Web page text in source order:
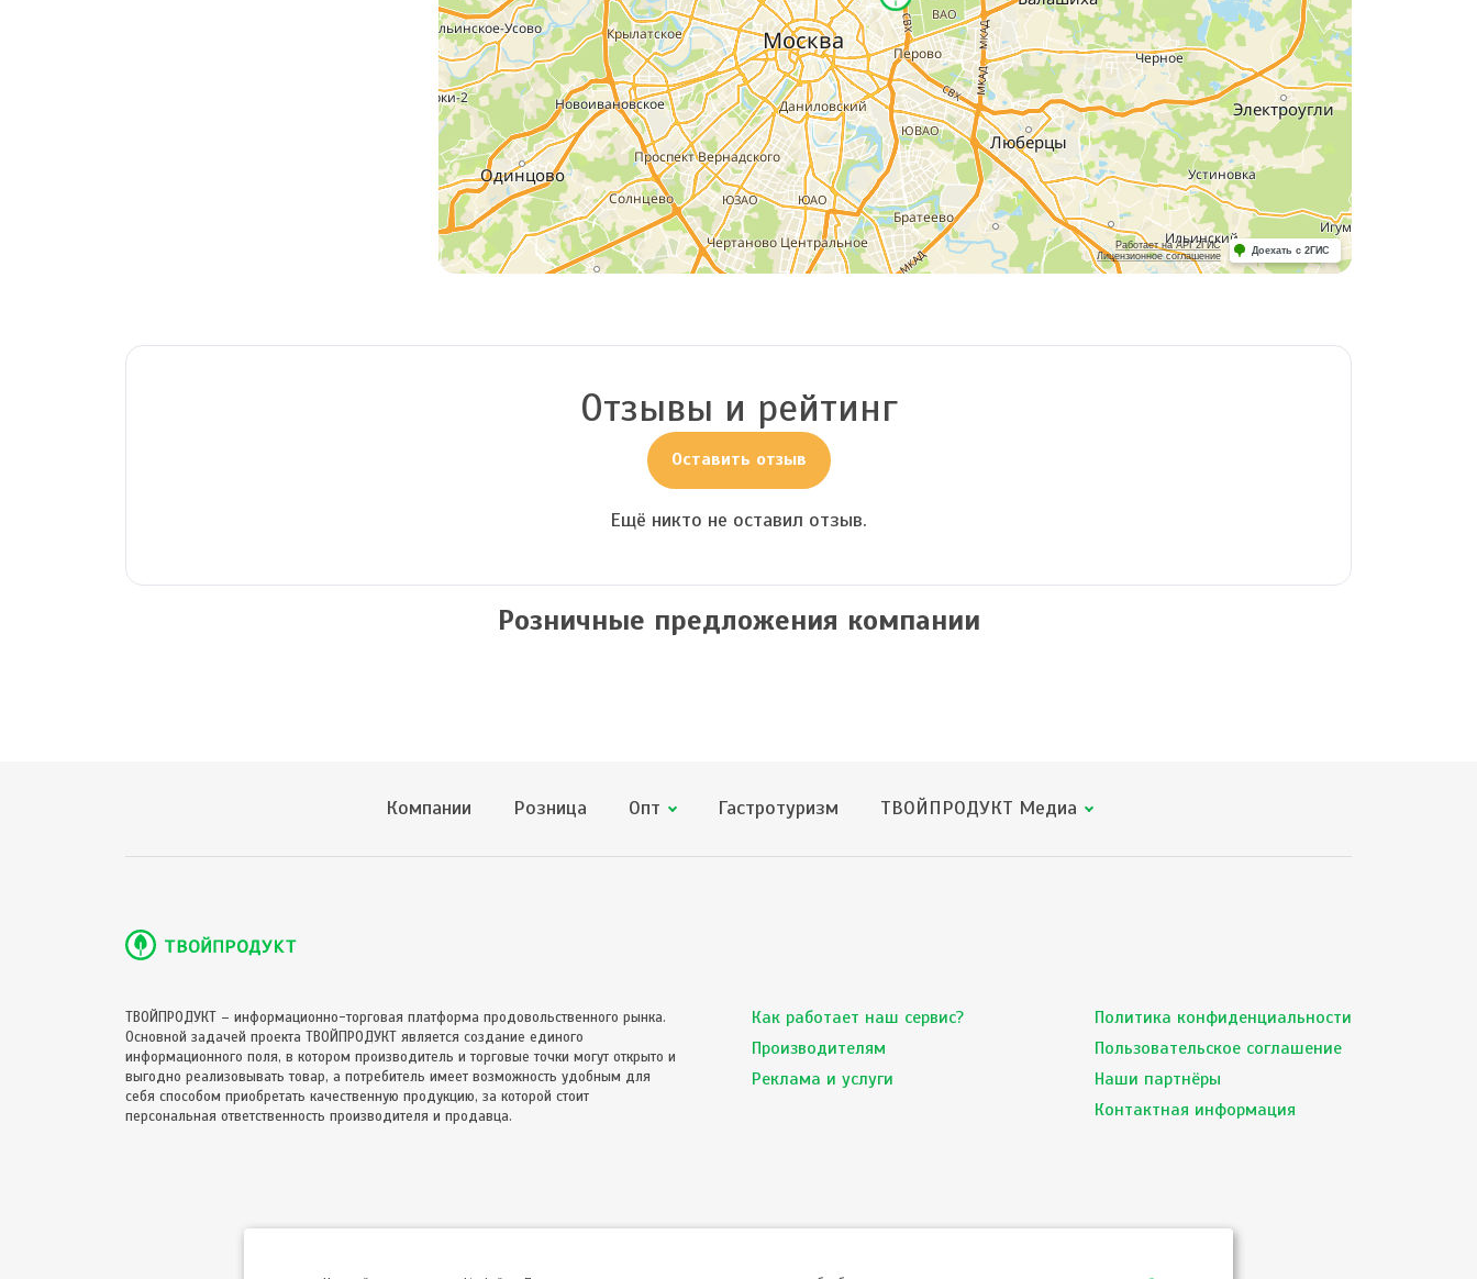
Работает на API 2ГИС
Лицензионное соглашение
Доехать с 2ГИС
Отзывы и рейтинг
Оставить отзыв
Ещё никто не оставил отзыв.
Розничные предложения компании
Компании Розница Опт Гастротуризм ТВОЙПРОДУКТ Медиа
ТВОЙПРОДУКТ – информационно-торговая платформа продовольственного рынка.
Основной задачей проекта ТВОЙПРОДУКТ является создание единого
информационного поля, в котором производитель и торговые точки могут открыто и
выгодно реализовывать товар, а потребитель имеет возможность удобным для
себя способом приобретать качественную продукцию, за которой стоит
персональная ответственность производителя и продавца.
Как работает наш сервис?
Производителям
Реклама и услуги
Политика конфиденциальности
Пользовательское соглашение
Наши партнёры
Контактная информация